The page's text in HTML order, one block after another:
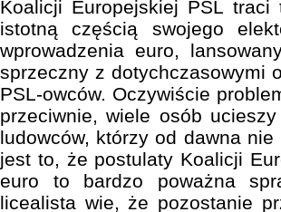
Koalicji Europejskiej PSL
istotną częścią swojego
wprowadzenia euro,
sprzeczny z dotychczasowymi
PSL-owców. Oczywiście
przeciwnie, wiele osób
ludowców, którzy od dawna
jest to, że postulaty Koalicji
euro to bardzo poważna
licealista wie, że pozostanie